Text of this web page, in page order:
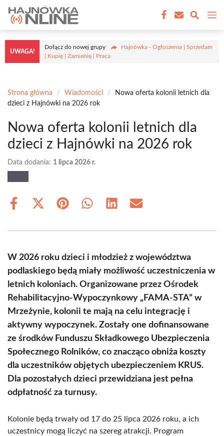
Przejdź
treści
UWAGA!
Dołącz do nowej grupy
Hajnówka - Ogłoszenia | Sprzedam
| Kupię | Zamienię | Praca
Strona główna / Wiadomości /
Nowa oferta kolonii letnich dla
dzieci z Hajnówki na 2026 rok
Nowa oferta kolonii letnich dla
dzieci z Hajnówki na 2026 rok
Data dodania: 1 lipca 2026 r.
Share
Share
(Twitter)
Share Share Share Share
W 2026 roku dzieci i młodzież z województwa
podlaskiego będą miały możliwość uczestniczenia w
letnich koloniach. Organizowane przez Ośrodek
Rehabilitacyjno-Wypoczynkowy „FAMA-STA” w
Mrzeżynie, kolonii te mają na celu integrację i
aktywny wypoczynek. Zostały one dofinansowane
ze środków Funduszu Składkowego Ubezpieczenia
Społecznego Rolników, co znacząco obniża koszty
dla uczestników objętych ubezpieczeniem KRUS.
Dla pozostałych dzieci przewidziana jest pełna
odpłatność za turnusy.
Kolonie będą trwały od 17 do 25 lipca 2026 roku, a ich
uczestnicy mogą liczyć na szereg atrakcji. Program